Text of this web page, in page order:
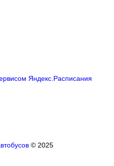
Яндекс.Расписания
© 2025